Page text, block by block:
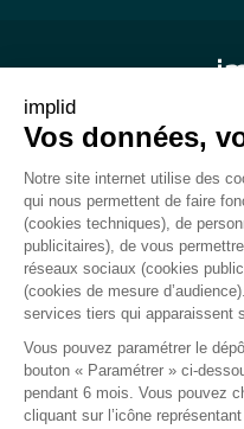
Rapport
implid
Vos données,
Notre site internet utilise des
qui nous permettent de faire
(cookies techniques), de
publicitaires), de vous
réseaux sociaux (cookies
(cookies de mesure
services tiers qui apparaissent
Vous pouvez paramétrer le
bouton « Paramétrer » ci-
pendant 6 mois. Vous pouvez
cliquant sur l’icône